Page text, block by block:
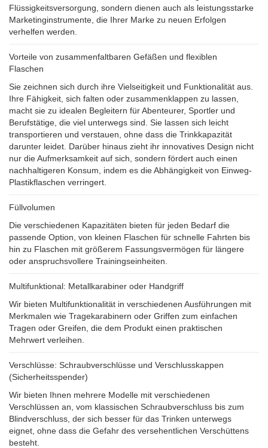
Flüssigkeitsversorgung, sondern dienen auch als leistungsstarke
Marketinginstrumente, die Ihrer Marke zu neuen Erfolgen
verhelfen werden.
Vorteile von zusammenfaltbaren Gefäßen und flexiblen
Flaschen
Sie zeichnen sich durch ihre Vielseitigkeit und Funktionalität aus.
Ihre Fähigkeit, sich falten oder zusammenklappen zu lassen,
macht sie zu idealen Begleitern für Abenteurer, Sportler und
Berufstätige, die viel unterwegs sind. Sie lassen sich leicht
transportieren und verstauen, ohne dass die Trinkkapazität
darunter leidet. Darüber hinaus zieht ihr innovatives Design nicht
nur die Aufmerksamkeit auf sich, sondern fördert auch einen
nachhaltigeren Konsum, indem es die Abhängigkeit von Einweg-
Plastikflaschen verringert.
Füllvolumen
Die verschiedenen Kapazitäten bieten für jeden Bedarf die
passende Option, von kleinen Flaschen für schnelle Fahrten bis
hin zu Flaschen mit größerem Fassungsvermögen für längere
oder anspruchsvollere Trainingseinheiten.
Multifunktional: Metallkarabiner oder Handgriff
Wir bieten Multifunktionalität in verschiedenen Ausführungen mit
Merkmalen wie Tragekarabinern oder Griffen zum einfachen
Tragen oder Greifen, die dem Produkt einen praktischen
Mehrwert verleihen.
Verschlüsse: Schraubverschlüsse und Verschlusskappen
(Sicherheitsspender)
Wir bieten Ihnen mehrere Modelle mit verschiedenen
Verschlüssen an, vom klassischen Schraubverschluss bis zum
Blindverschluss, der sich besser für das Trinken unterwegs
eignet, ohne dass die Gefahr des versehentlichen Verschüttens
besteht.